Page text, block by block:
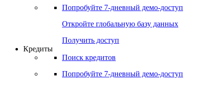
Попробуйте 7-дневный демо-доступ
Откройте глобальную базу данных
Получить доступ
Кредиты
Поиск кредитов
Попробуйте 7-дневный демо-доступ